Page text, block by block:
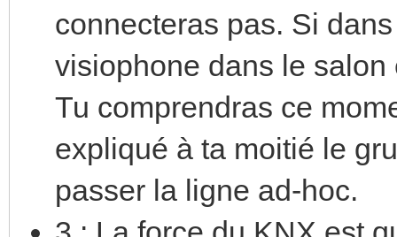
connecteras pas. Si
visiophone dans le
Tu comprendras ce
expliqué à ta moitié le
passer la ligne ad-hoc.